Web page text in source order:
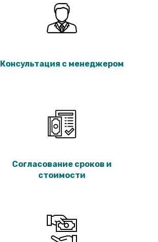
Консультация с менеджером
Согласование сроков и
стоимости